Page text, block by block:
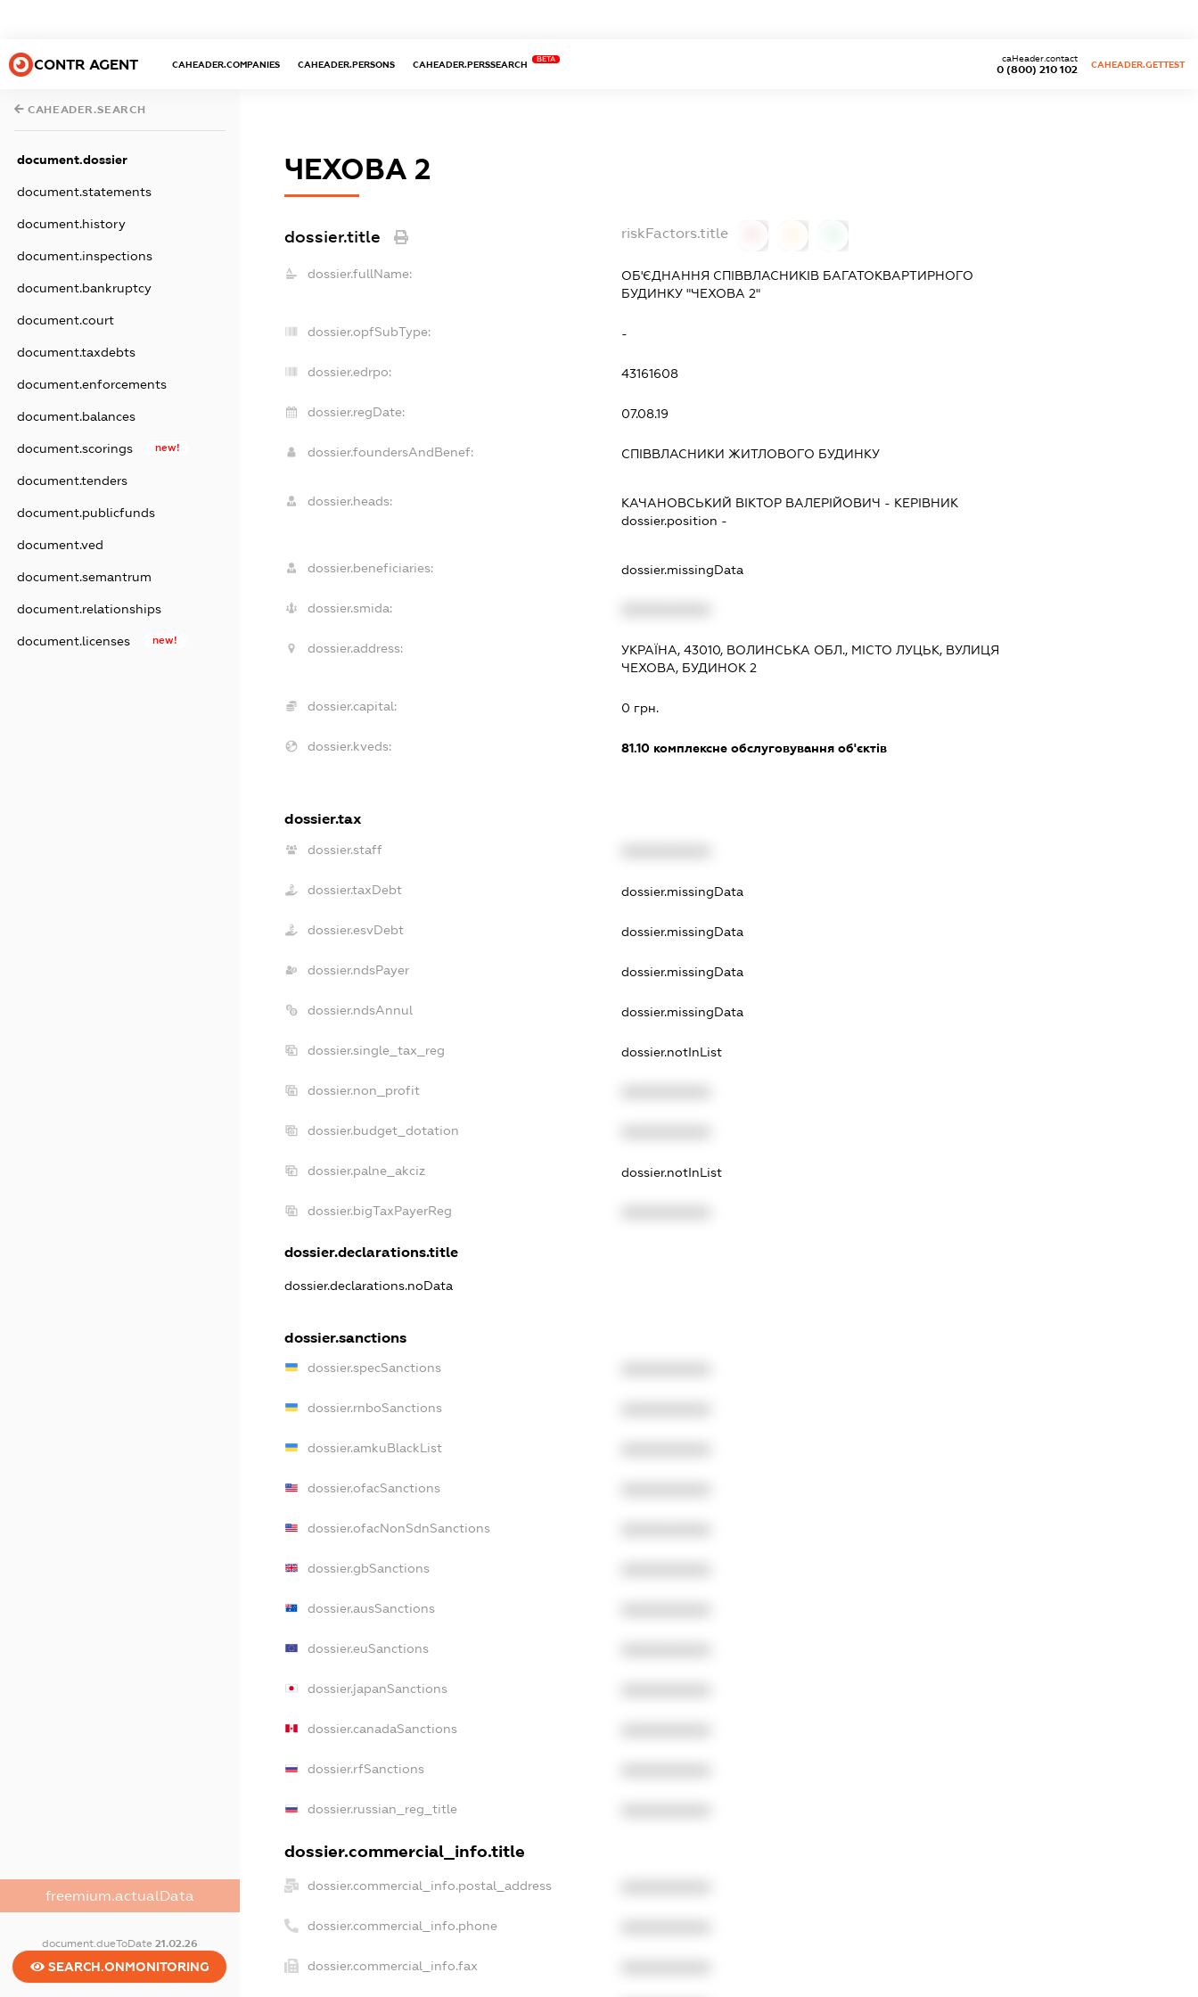
CONTR AGENT CAHEADER.COMPANIES CAHEADER.PERSONS CAHEADER.PERSSEARCH
BETA
0 (800) 210 102
caHeader.contact
CAHEADER.GETTEST
CAHEADER.SEARCH
document.dossier
document.statements
document.history
document.inspections
document.bankruptcy
document.court
document.taxdebts
document.enforcements
document.balances
document.scorings new!
document.tenders
document.publicfunds
document.ved
document.semantrum
document.relationships
document.licenses new!
freemium.actualData
document.dueToDate 21.02.26
SEARCH.ONMONITORING
ЧЕХОВА 2
dossier.title riskFactors.title
dossier.fullName:
ОБ'ЄДНАННЯ СПІВВЛАСНИКІВ БАГАТОКВАРТИРНОГО
БУДИНКУ "ЧЕХОВА 2"
dossier.opfSubType: -
dossier.edrpo: 43161608
dossier.regDate: 07.08.19
dossier.foundersAndBenef: СПІВВЛАСНИКИ ЖИТЛОВОГО БУДИНКУ
dossier.heads: КАЧАНОВСЬКИЙ ВІКТОР ВАЛЕРІЙОВИЧ - КЕРІВНИК
dossier.position -
dossier.beneficiaries: dossier.missingData
dossier.smida:
dossier.address:
УКРАЇНА, 43010, ВОЛИНСЬКА ОБЛ., МІСТО ЛУЦЬК, ВУЛИЦЯ
ЧЕХОВА, БУДИНОК 2
dossier.capital: 0 грн.
dossier.kveds: 81.10 комплексне обслуговування об'єктів
dossier.tax
dossier.staff
dossier.taxDebt dossier.missingData
dossier.esvDebt dossier.missingData
dossier.ndsPayer dossier.missingData
dossier.ndsAnnul dossier.missingData
dossier.single_tax_reg dossier.notInList
dossier.non_profit
dossier.budget_dotation
dossier.palne_akciz dossier.notInList
dossier.bigTaxPayerReg
dossier.declarations.title
dossier.declarations.noData
dossier.sanctions
dossier.specSanctions
dossier.rnboSanctions
dossier.amkuBlackList
dossier.ofacSanctions
dossier.ofacNonSdnSanctions
dossier.gbSanctions
dossier.ausSanctions
dossier.euSanctions
dossier.japanSanctions
dossier.canadaSanctions
dossier.rfSanctions
dossier.russian_reg_title
dossier.commercial_info.title
dossier.commercial_info.postal_address
dossier.commercial_info.phone
dossier.commercial_info.fax